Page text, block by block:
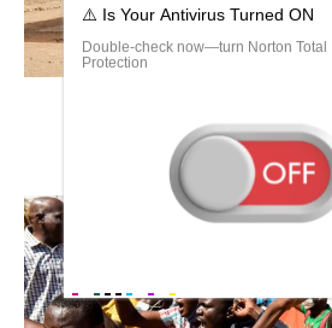
Буркина Фасо митинг